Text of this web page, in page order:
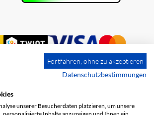
Fortfahren, ohne zu akzeptieren
Datenschutzbestimmungen
unserer Besucherdaten platzieren, um unsere